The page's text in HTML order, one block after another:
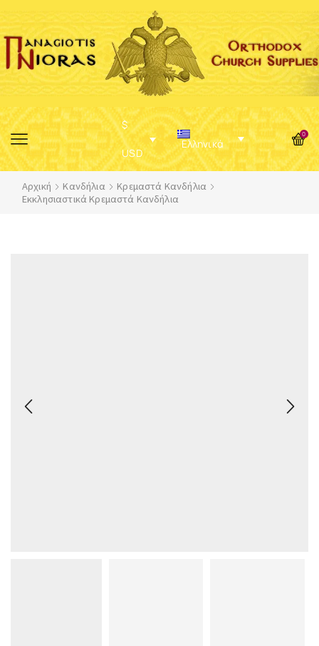
$
USD
Ελληνικά
0
Αρχική Κανδήλια
Κρεμαστά Κανδήλια
Εκκλησιαστικά Κρεμαστά Κανδήλια